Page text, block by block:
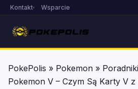
Kontakt Wsparcie
PokePolis » Pokemon »
Pokemon V – Czym Są Karty V